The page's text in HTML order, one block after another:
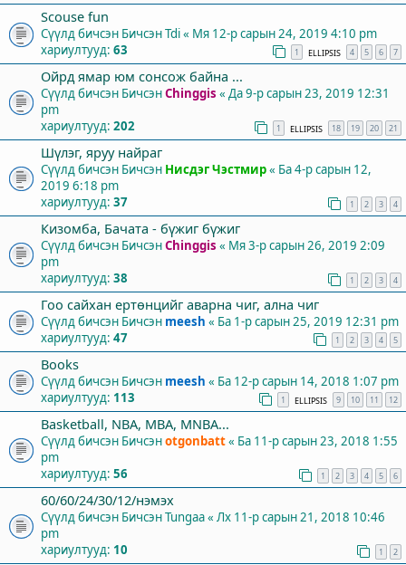
Scouse fun
Сүүлд бичсэн БичсэнTdi« Мя 12-р сарын 24, 2019 4:10 pm
хариултууд: 63 1 ELLIPSIS 4 5 6 7
Ойрд ямар юм сонсож байна ...
Сүүлд бичсэн БичсэнChinggis « Да 9-р сарын 23, 2019 12:31
pm
хариултууд: 202 1 ELLIPSIS 18 19 20 21
Шүлэг, яруу найраг
Сүүлд бичсэн Бичсэн Нисдэг Чэстмир« Ба 4-р сарын 12,
2019 6:18 pm
хариултууд: 37 1 2 3 4
Кизомба, Бачата - бүжиг бүжиг
Сүүлд бичсэн БичсэнChinggis « Мя 3-р сарын 26, 2019 2:09
pm
хариултууд: 38 1 2 3 4
Гоо сайхан ертөнцийг аварна чиг, ална чиг
Сүүлд бичсэн Бичсэн meesh « Ба 1-р сарын 25, 2019 12:31 pm
хариултууд: 47 1 2 3 4 5
Books
Сүүлд бичсэн Бичсэн meesh « Ба 12-р сарын 14, 2018 1:07 pm
хариултууд: 113 1 ELLIPSIS 9 10 11 12
Basketball, NBA, MBA, MNBA...
Сүүлд бичсэн Бичсэнotgonbatt« Ба 11-р сарын 23, 2018 1:55
pm
хариултууд: 56 1 2 3 4 5 6
60/60/24/30/12/нэмэх
Сүүлд бичсэн БичсэнTungaa« Лх 11-р сарын 21, 2018 10:46
pm
хариултууд: 10 1 2